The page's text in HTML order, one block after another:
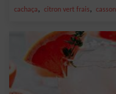
cachaça, citron vert frais,